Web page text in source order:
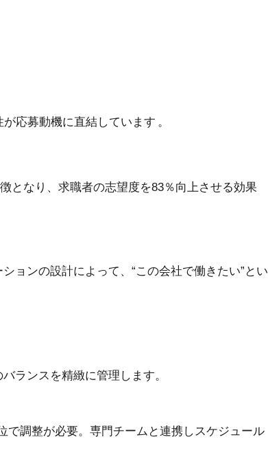
応募動機に直結しています 。
となり、求職者の志望度を83％向上させる効果
ョンの設計によって、“この会社で働きたい”とい
ランスを精緻に管理します。
調整が必要。専門チームと連携しスケジュール